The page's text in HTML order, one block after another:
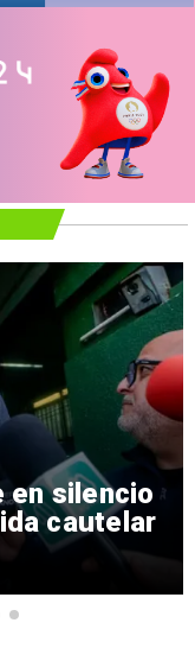
en silencio
cautelar